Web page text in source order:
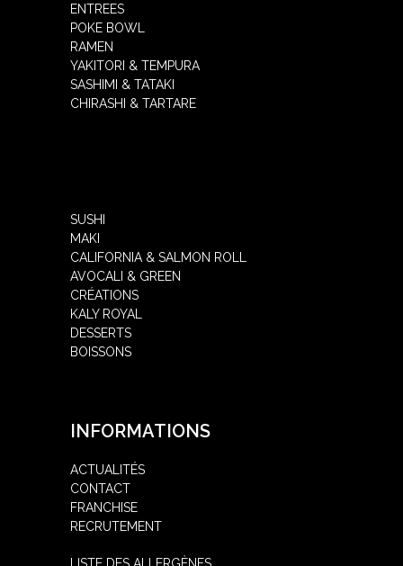
ENTREES
POKE BOWL
RAMEN
YAKITORI & TEMPURA
SASHIMI & TATAKI
CHIRASHI & TARTARE
SUSHI
MAKI
CALIFORNIA & SALMON ROLL
AVOCALI & GREEN
CRÉATIONS
KALY ROYAL
DESSERTS
BOISSONS
INFORMATIONS
ACTUALITÉS
CONTACT
FRANCHISE
RECRUTEMENT
LISTE DES ALLERGÈNES